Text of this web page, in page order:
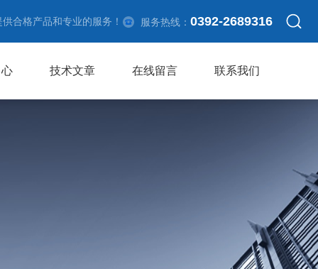
合格产品和专业的服务！ 服务热线： 0392-2689316
技术文章 在线留言 联系我们